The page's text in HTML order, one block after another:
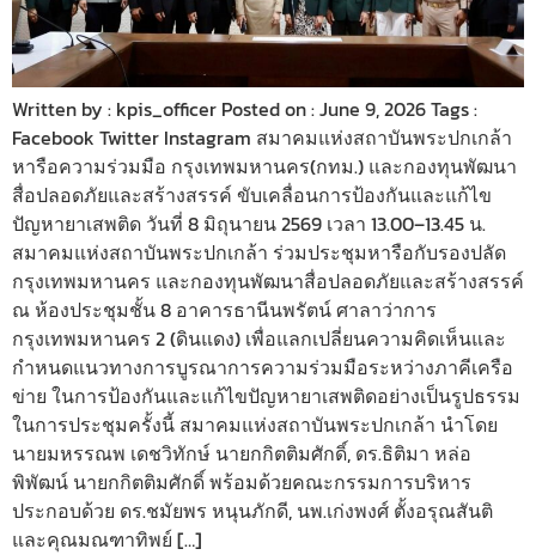
Written by : kpis_officer Posted on : June 9, 2026 Tags :
Facebook Twitter Instagram สมาคมแห่งสถาบันพระปกเกล้า
หารือความร่วมมือ กรุงเทพ​มหานคร​(กทม.)​ และกองทุนพัฒนา
สื่อปลอดภัยและสร้างสรรค์ ขับเคลื่อนการป้องกันและแก้ไข
ปัญหายาเสพติด วันที่ 8 มิถุนายน 2569 เวลา 13.00–13.45 น.
สมาคมแห่งสถาบันพระปกเกล้า ร่วมประชุมหารือกับรองปลัด
กรุงเทพมหานคร และกองทุนพัฒนาสื่อปลอดภัยและสร้างสรรค์
ณ ห้องประชุมชั้น 8 อาคารธานีนพรัตน์ ศาลาว่าการ
กรุงเทพมหานคร 2 (ดินแดง) เพื่อแลกเปลี่ยนความคิดเห็นและ
กำหนดแนวทางการบูรณาการความร่วมมือระหว่างภาคีเครือ
ข่าย ในการป้องกันและแก้ไขปัญหายาเสพติดอย่างเป็นรูปธรรม
ในการประชุมครั้งนี้ สมาคมแห่งสถาบันพระปกเกล้า นำโดย
นายมหรรณพ เดชวิทักษ์ นายกกิตติมศักดิ์, ดร.ธิติมา หล่อ
พิพัฒน์ นายกกิตติมศักดิ์ พร้อมด้วยคณะกรรมการบริหาร
ประกอบด้วย ดร.ชมัยพร หนุนภักดี, นพ.เก่งพงศ์ ตั้งอรุณสันติ
และคุณมณฑาทิพย์ […]